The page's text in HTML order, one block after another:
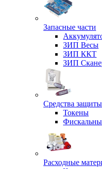
Запасные части
ЗИП Весы
ЗИП ККТ
ЗИП
Средства
Токены
Расходные